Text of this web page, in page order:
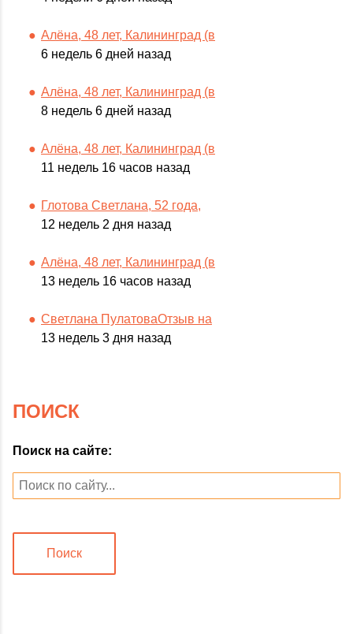
Алёна, 48 лет, Калининград (в
6 недель 6 дней назад
Алёна, 48 лет, Калининград (в
8 недель 6 дней назад
Алёна, 48 лет, Калининград (в
11 недель 16 часов назад
Глотова Светлана, 52 года,
12 недель 2 дня назад
Алёна, 48 лет, Калининград (в
13 недель 16 часов назад
Светлана ПулатоваОтзыв на
13 недель 3 дня назад
ПОИСК
Поиск на сайте:
Поиск